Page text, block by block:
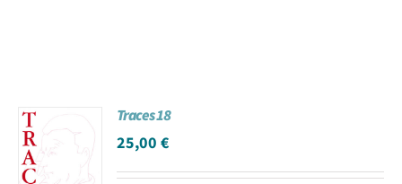
Traces 18
25,00€